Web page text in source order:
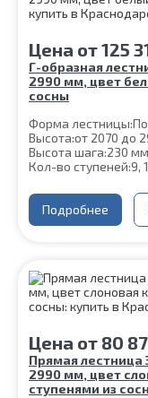
Цена от125
Г-образная
2990 мм, цвет
сосны
Форма лестницы:
Высота:от 2070 до
Высота шага:230 мм
Кол-во ступеней:9,
Глубина ступени:
Ширина марша:
Материал каркаса:
Угол наклона:45°
Срок гарантии (на
Подробнее
Цена от 80
Прямая лестница
2990 мм, цвет
ступенями из